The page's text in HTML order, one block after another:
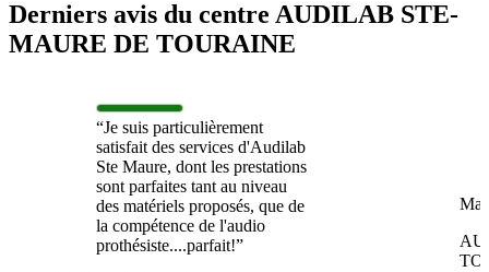
Derniers avis du centre AUDILAB STE-
MAURE DE TOURAINE
“Je suis particulièrement
satisfait des services d'Audilab
Ste Maure, dont les prestations
sont parfaites tant au niveau
des matériels proposés, que de
la compétence de l'audio
prothésiste....parfait!”